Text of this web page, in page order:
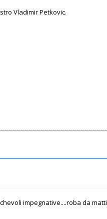
Vladimir Petkovic.
impegnative....roba da matti